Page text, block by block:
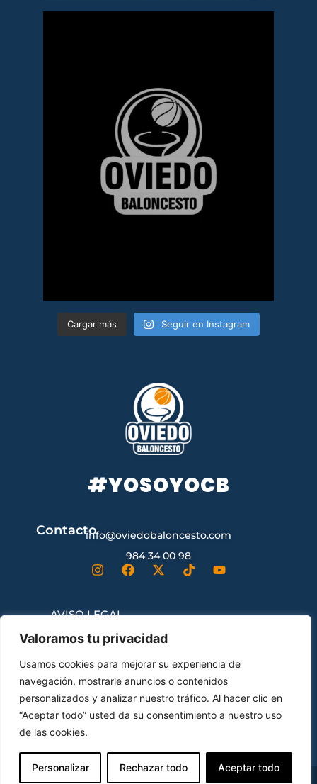
Valoramos tu privacidad
Usamos cookies para mejorar su experiencia de
navegación, mostrarle anuncios o contenidos
personalizados y analizar nuestro tráfico. Al hacer clic en
“Aceptar todo” usted da su consentimiento a nuestro uso
de las cookies.
Personalizar Rechazar todo Aceptar todo
Cargar más Seguir en Instagram
#YOSOYOCB
Contactoinfo@oviedobaloncesto.com
984 34 00 98
AVISO LEGAL
CONTRATACIÓN
ENVÍOS Y DEVOLUCIONES